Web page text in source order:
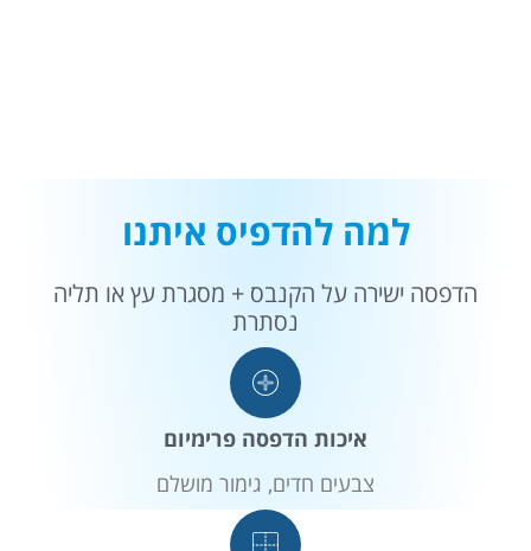
למה להדפיס איתנו
הדפסה ישירה על הקנבס + מסגרת עץ או תליה
נסתרת
איכות הדפסה פרימיום
צבעים חדים, גימור מושלם